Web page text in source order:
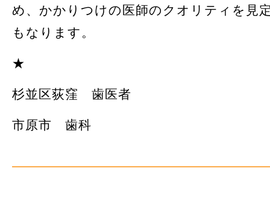
め、かかりつけの医師のクオリティを見
もなります。
★
杉並区荻窪 歯医者
市原市 歯科